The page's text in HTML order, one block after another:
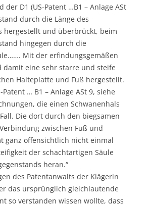
der D1 (US-Patent …B1 – Anlage ASt
durch die Länge des
hergestellt und überbrückt, beim
hingegen durch die
Mit der erfindungsgemäßen
damit eine sehr starre und steife
Halteplatte und Fuß hergestellt.
Patent … B1 – Anlage ASt 9, siehe
die einen Schwanenhals
Die dort durch den biegsamen
zwischen Fuß und
ganz offensichtlich nicht einmal
der schachtartigen Säule
heran.“
des Patentanwalts der Klägerin
das ursprünglich gleichlautende
so verstanden wissen wollte, dass